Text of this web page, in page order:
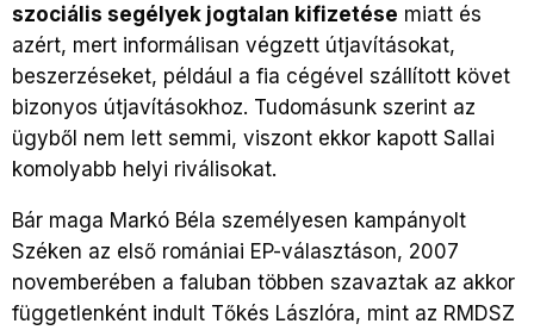
szociális segélyek jogtalan kifizetése miatt és
azért, mert informálisan végzett útjavításokat,
beszerzéseket, például a fia cégével szállított követ
bizonyos útjavításokhoz. Tudomásunk szerint az
ügyből nem lett semmi, viszont ekkor kapott Sallai
komolyabb helyi riválisokat.
Bár maga Markó Béla személyesen kampányolt
Széken az első romániai EP-választáson, 2007
novemberében a faluban többen szavaztak az akkor
függetlenként indult Tőkés Lászlóra, mint az RMDSZ